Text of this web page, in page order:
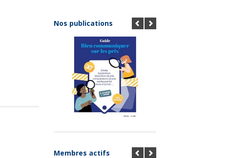
Nos publications
Membres actifs